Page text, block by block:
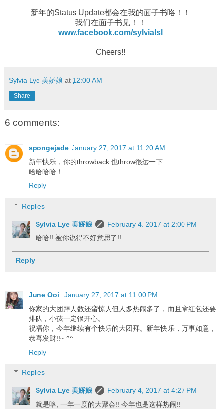
新年的Status Update都会在我的面子书咯！！
我们在面子书见！！
www.facebook.com/sylvialsl
Cheers!!
Sylvia Lye 美娇娘 at 12:00 AM
Share
6 comments:
spongejade January 27, 2017 at 11:20 AM
新年快乐，你的throwback 也throw很远一下
哈哈哈哈！
Reply
Replies
Sylvia Lye 美娇娘
February 4, 2017 at 2:00 PM
哈哈!! 被你说得不好意思了!!
Reply
June Ooi
January 27, 2017 at 11:00 PM
你家的大团拜人数还蛮惊人但人多热闹多了，而且拿红包还要
排队，小孩一定很开心。
祝福你，今年继续有个快乐的大团拜。新年快乐，万事如意，
恭喜发财!!~ ^^
Reply
Replies
Sylvia Lye 美娇娘
February 4, 2017 at 4:27 PM
就是咯, 一年一度的大聚会!! 今年也是这样热闹!!